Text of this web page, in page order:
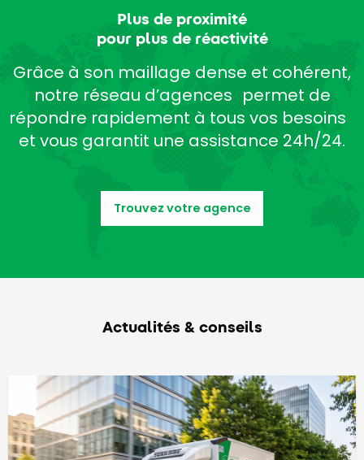
Plus de proximité
pour plus de réactivité
Grâce à son maillage dense et cohérent,
notre réseau d’agences permet de
répondre rapidement à tous vos besoins
et vous garantit une assistance 24h/24.
Trouvez votre agence
Actualités & conseils